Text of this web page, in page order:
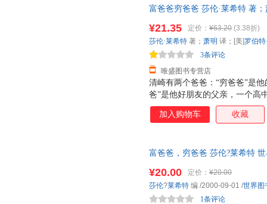
富爸爸穷爸爸 莎伦·莱希特 著
清崎有两个爸爸：“穷爸爸”是
爸”是他好朋友的父亲，一个高
从“穷爸爸”为他设计的人生道
的人生初期。直到1977年，清
爸”截然不同的金钱观和财富观
¥21.35 定价： ¥63.20 (3.38折)
唯盛图书专营店
3条评论
莎伦·莱希特 著； 萧明 译；[美]罗伯特
加入购物车 收藏
富爸爸，穷爸爸 莎伦?莱希特
¥20.00 定价： ¥20.00
1条评论
莎伦?莱希特 编 /2000-09-01 /世界图